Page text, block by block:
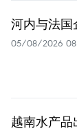
河内与法
05/08/2026
越南水产